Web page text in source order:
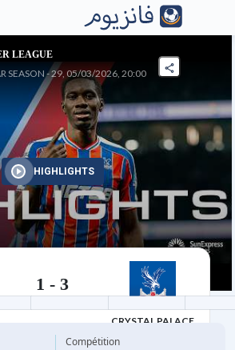
LEAGUE
SEASON - 29, 05/03/2026, 20:00
HIGHLIGHTS
1 -3
CRYSTAL PALACE
Compétition